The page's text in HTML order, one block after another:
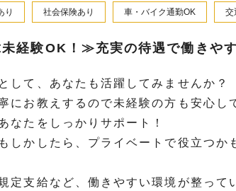
り 社会保険あり 車・バイク通勤OK 交
経験OK！≫充実の待遇で働きや
して、あなたも活躍してみませんか？
にお教えするので未経験の方も安心し
なたをしっかりサポート！
しかしたら、プライベートで役立つか
定支給など、働きやすい環境が整って